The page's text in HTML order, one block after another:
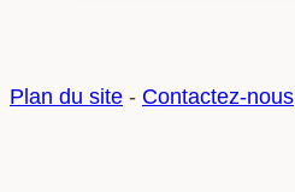
choisir
Plan du site - Contactez-nous